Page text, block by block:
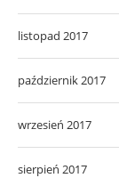
listopad 2017
październik 2017
wrzesień 2017
sierpień 2017